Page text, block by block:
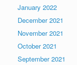
January 2022
December 2021
November 2021
October 2021
September 2021